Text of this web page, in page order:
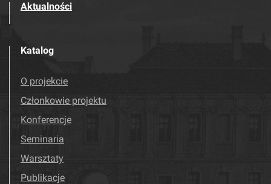
Aktualności
Katalog
O projekcie
Członkowie projektu
Konferencje
Seminaria
Warsztaty
Publikacje